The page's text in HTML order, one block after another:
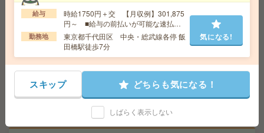
小規模施設でおばあちゃんのお話相手など＊未経験OK[派
無資格の方：時給1500円～1875円 / 介護福祉
士：時給1800円～2250円 / 初任者以上：時給1600円
～2000円
交通費 全額支給
勤務地 【水戸市】水戸・赤塚・内原・東水戸・常澄
気になる!
給与
時給1750円＋交 【月収例】301,875
円～ ■給与の前払いが可能な速払い
サービスあり
勤務地
東京都千代田区 中央・総武線各停 飯
田橋駅徒歩7分
気になる!
スキップ どちらも気になる！
しばらく表示しない